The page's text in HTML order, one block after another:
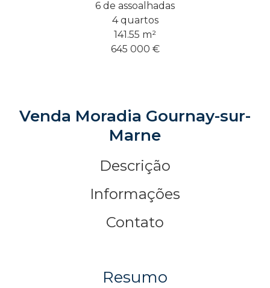
6 de assoalhadas
4 quartos
141.55 m²
645 000 €
Venda Moradia Gournay-sur-
Marne
Descrição
Informações
Contato
Resumo